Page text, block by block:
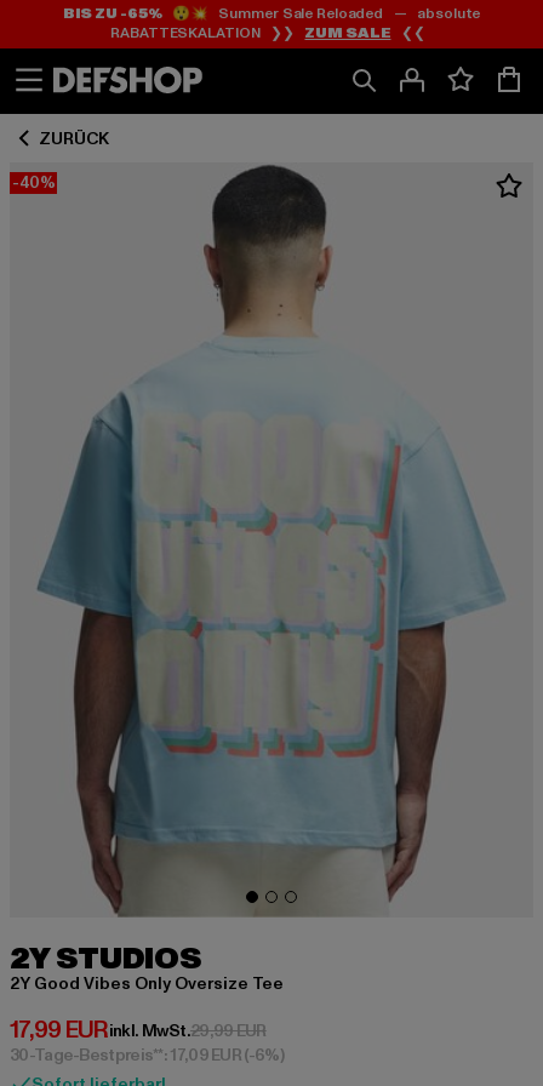
Zum
Inhalt
springen
Zum
Fußzeile
springen
BIS ZU -65%😲💥 Summer Sale Reloaded — absolute
RABATTESKALATION ❯❯ ZUM SALE ❮❮
ZURÜCK
-40%
2Y STUDIOS
2Y Good Vibes Only Oversize Tee
17,99 EUR
Derzeitiger Preis: 17,99 EUR
inkl. MwSt.29,99 EURAktionspreis: 29,99 EUR
30-Tage-Bestpreis**: 17,09 EUR(-6%)